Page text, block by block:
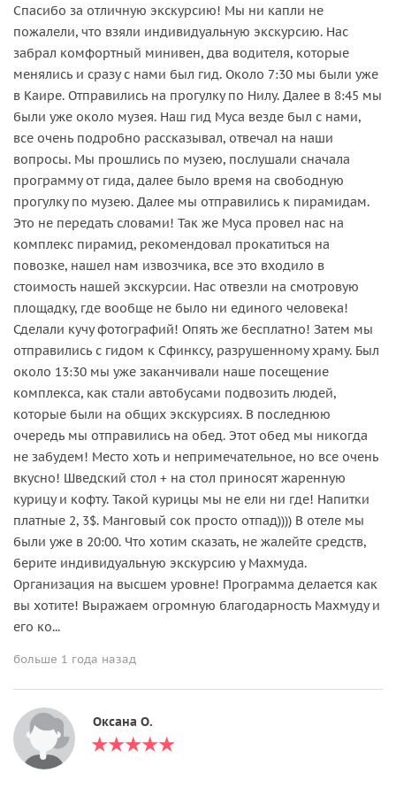
Спасибо за отличную экскурсию! Мы ни капли не
пожалели, что взяли индивидуальную экскурсию. Нас
забрал комфортный минивен, два водителя, которые
менялись и сразу с нами был гид. Около 7:30 мы были уже
в Каире. Отправились на прогулку по Нилу. Далее в 8:45 мы
были уже около музея. Наш гид Муса везде был с нами,
все очень подробно рассказывал, отвечал на наши
вопросы. Мы прошлись по музею, послушали сначала
программу от гида, далее было время на свободную
прогулку по музею. Далее мы отправились к пирамидам.
Это не передать словами! Так же Муса провел нас на
комплекс пирамид, рекомендовал прокатиться на
повозке, нашел нам извозчика, все это входило в
стоимость нашей экскурсии. Нас отвезли на смотровую
площадку, где вообще не было ни единого человека!
Сделали кучу фотографий! Опять же бесплатно! Затем мы
отправились с гидом к Сфинксу, разрушенному храму. Был
около 13:30 мы уже заканчивали наше посещение
комплекса, как стали автобусами подвозить людей,
которые были на общих экскурсиях. В последнюю
очередь мы отправились на обед. Этот обед мы никогда
не забудем! Место хоть и непримечательное, но все очень
вкусно! Шведский стол + на стол приносят жаренную
курицу и кофту. Такой курицы мы не ели ни где! Напитки
платные 2, 3$. Манговый сок просто отпад)))) В отеле мы
были уже в 20:00. Что хотим сказать, не жалейте средств,
берите индивидуальную экскурсию у Махмуда.
Организация на высшем уровне! Программа делается как
вы хотите! Выражаем огромную благодарность Махмуду и
его ко...
больше 1 года назад
Оксана O.